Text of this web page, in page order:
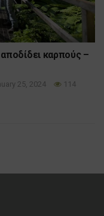
καρπούς –
25, 2024 114